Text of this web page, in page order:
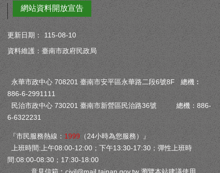
網站資料開放宣告
更新日期：
115-08-10
資料維護：臺南市政府民政局
永華市政中心 708201 臺南市安平區永華路二段6號8F 總機︰
886-6-2991111
民治市政中心 730201 臺南市新營區民治路36號 總機：886-
6-6322231
『市民服務熱線： 1999 （24小時為您服務）』
上班時間:上午08:00-12:00；下午13:30-17:30；彈性上班時
間:08:00-08:30；17:30-18:00